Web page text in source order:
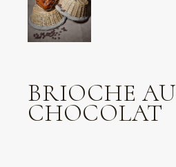
BRIOCHE AU
CHOCOLAT